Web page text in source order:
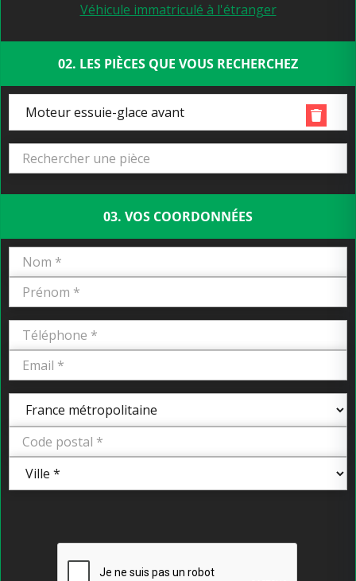
Véhicule immatriculé à l'étranger
02. LES PIÈCES QUE VOUS RECHERCHEZ
Moteur essuie-glace avant
03. VOS COORDONNÉES